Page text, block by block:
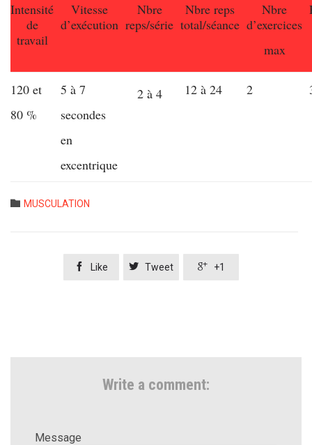
Intensité
de
travail
Vitesse
d’exécution
Nbre
reps/série
Nbre reps
total/séance
Nbre
d’exercices
max
120 et
80 %
5 à 7
secondes
en
excentrique
2 à 4 12 à 24 2
 Category
MUSCULATION
 Like  Tweet  +1
Write a comment:
Message